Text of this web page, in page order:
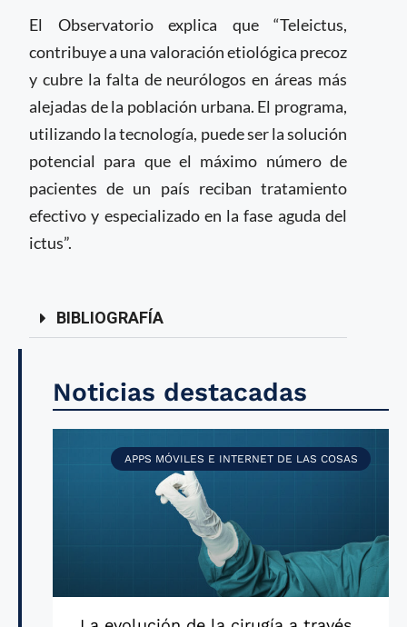
El Observatorio explica que “Teleictus,
contribuye a una valoración etiológica precoz
y cubre la falta de neurólogos en áreas más
alejadas de la población urbana. El programa,
utilizando la tecnología, puede ser la solución
potencial para que el máximo número de
pacientes de un país reciban tratamiento
efectivo y especializado en la fase aguda del
ictus”.
BIBLIOGRAFÍA
Noticias destacadas
APPS MÓVILES E INTERNET DE LAS COSAS